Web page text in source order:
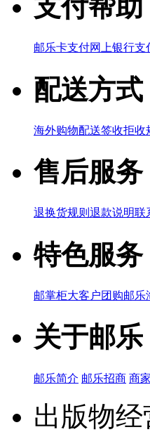
支付帮助
邮乐卡支付网上银行支
配送方式
海外购物配送签收拒收
售后服务
退换货规则 退款说明联
特色服务
邮掌柜大客户团购邮乐
关于邮乐
邮乐简介 邮乐招商 商
出版物